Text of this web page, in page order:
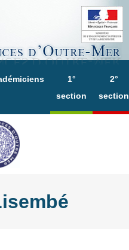
1°
section
2°
section